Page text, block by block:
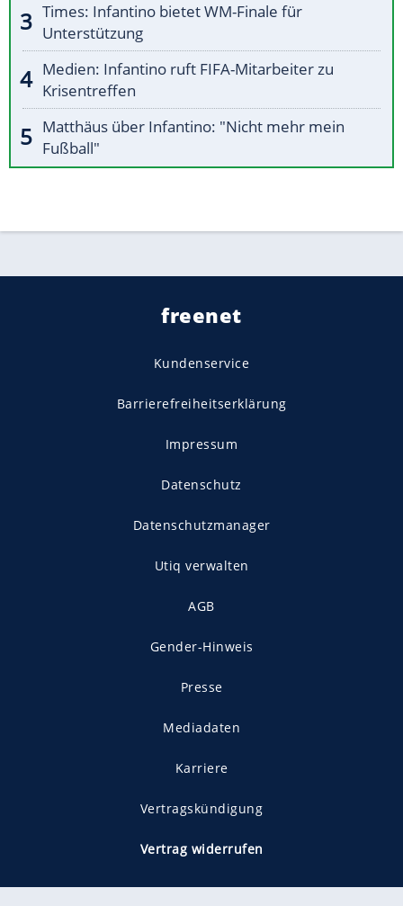
Times: Infantino bietet WM-Finale für
Unterstützung
Medien: Infantino ruft FIFA-Mitarbeiter zu
Krisentreffen
Matthäus über Infantino: "Nicht mehr mein
Fußball"
freenet
Kundenservice
Barrierefreiheitserklärung
Impressum
Datenschutz
Datenschutzmanager
Utiq verwalten
AGB
Gender-Hinweis
Presse
Mediadaten
Karriere
Vertragskündigung
Vertrag widerrufen